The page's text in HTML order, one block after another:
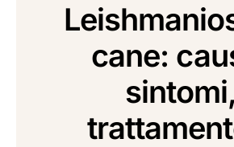
cane:
sintomi,